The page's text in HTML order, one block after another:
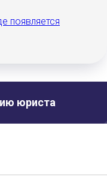
появляется
юриста